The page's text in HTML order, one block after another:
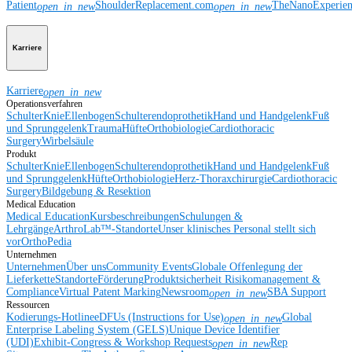
Patientopen_in_newShoulderReplacement.comopen_in_new
Karriere
Karriereopen_in_new
Operationsverfahren
SchulterKnieEllenbogenSchulterendoprothetikHand und HandgelenkFuß
und SprunggelenkTraumaHüfteOrthobiologieCardiothoracic
SurgeryWirbelsäule
Produkt
SchulterKnieEllenbogenSchulterendoprothetikHand und HandgelenkFuß
und SprunggelenkHüfteOrthobiologieHerz-ThoraxchirurgieCardiothoracic
SurgeryBildgebung & Resektion
Medical Education
Medical EducationKursbeschreibungenSchulungen &
LehrgängeArthroLab™-StandorteUnser klinisches Personal stellt sich
vorOrthoPedia
Unternehmen
UnternehmenÜber unsCommunity EventsGlobale Offenlegung der
LieferketteStandorteFörderungProduktsicherheit Risikomanagement &
ComplianceVirtual Patent MarkingNewsroomopen_in_newSBA Support
Ressourcen
Kodierungs-HotlineeDFUs (Instructions for Use)open_in_newGlobal
Enterprise Labeling System (GELS)Unique Device Identifier
(UDI)Exhibit-Congress & Workshop Requestsopen_in_newRep